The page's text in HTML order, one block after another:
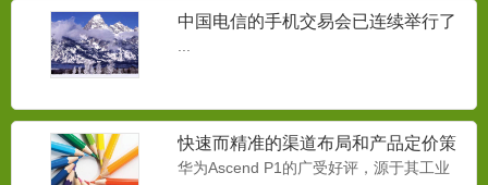
中国电信的手机交易会已连续举行了
...
快速而精准的渠道布局和产品定价策
略
华为Ascend P1的广受好评，源于其工业